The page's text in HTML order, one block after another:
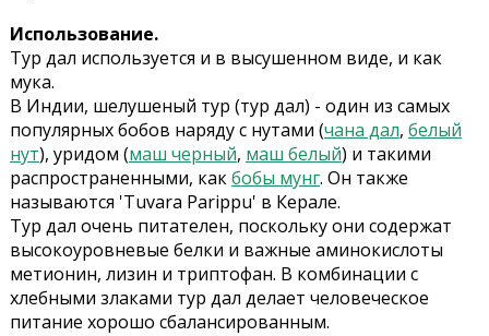
Использование.
Тур дал используется и в высушенном виде, и как
мука.
В Индии, шелушеный тур (тур дал) - один из самых
популярных бобов наряду с нутами (чана дал, белый
нут), уридом (маш черный, маш белый) и такими
распространенными, какбобы мунг. Он также
называются 'Tuvara Parippu' в Керале.
Тур дал очень питателен, поскольку они содержат
высокоуровневые белки и важные аминокислоты
метионин, лизин и триптофан. В комбинации с
хлебными злаками тур дал делает человеческое
питание хорошо сбалансированным.